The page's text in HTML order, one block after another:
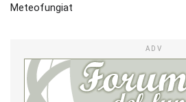
Meteofungiat
ADV